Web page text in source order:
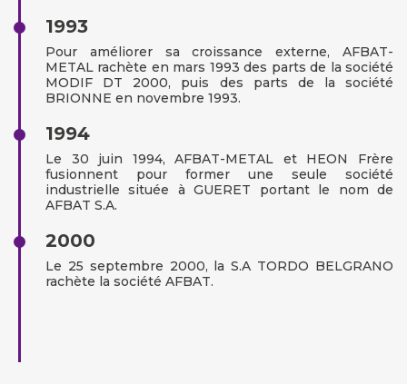
1993
Pour améliorer sa croissance externe, AFBAT-
METAL rachète en mars 1993 des parts de la société
MODIF DT 2000, puis des parts de la société
BRIONNE en novembre 1993.
1994
Le 30 juin 1994, AFBAT-METAL et HEON Frère
fusionnent pour former une seule société
industrielle située à GUERET portant le nom de
AFBAT S.A.
2000
Le 25 septembre 2000, la S.A TORDO BELGRANO
rachète la société AFBAT.